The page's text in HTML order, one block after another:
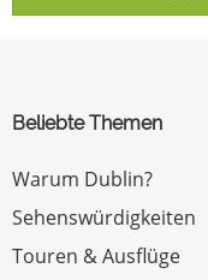
Beliebte Themen
Warum Dublin?
Sehenswürdigkeiten
Touren & Ausflüge